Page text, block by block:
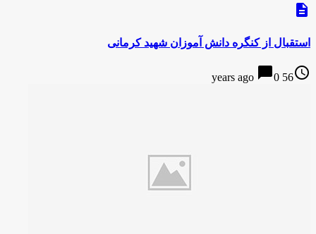
description
استقبال از کنگره دانش آموزان شهید کرمانی
access_time
56 years ago
chat_bubble0